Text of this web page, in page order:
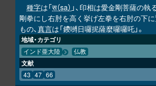
種字は「स（sa） 」、印相は愛金剛菩薩の執
剛拳にし右肘を高く挙げ左拳を右肘の下に
もの、真言は「鑁嚩日囉抳薩麼囉囉吒」。
地域・カテゴリ
インド亜大陸 仏教
文献
43 47 66